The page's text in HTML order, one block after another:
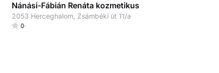
Nánási-Fábián Renáta kozmetikus
2053 Herceghalom, Zsámbéki út 11/a
0